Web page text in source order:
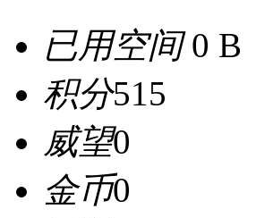
已用空间0 B
积分515
威望0
金币0